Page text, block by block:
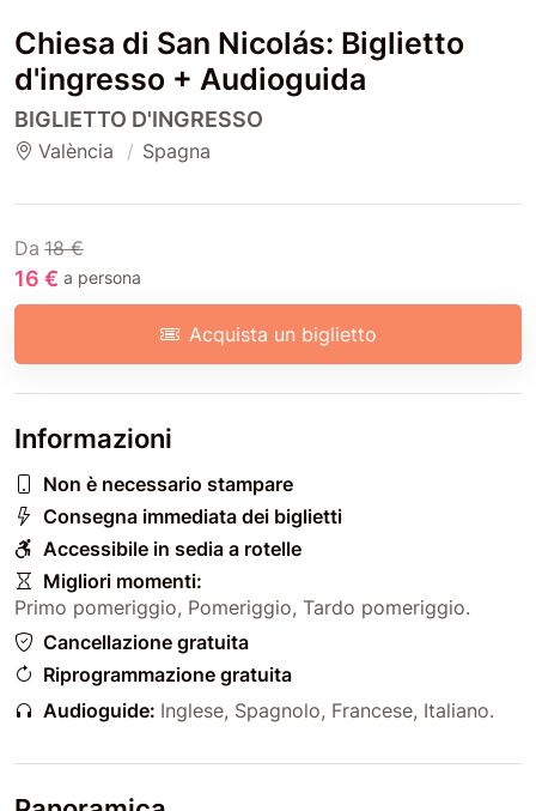
Chiesa di San Nicolás: Biglietto
d'ingresso + Audioguida
BIGLIETTO D'INGRESSO
València Spagna
Da 18 €
16 € a persona
Acquista un biglietto
Informazioni
Non è necessario stampare
Consegna immediata dei biglietti
Accessibile in sedia a rotelle
Migliori momenti:
Primo pomeriggio, Pomeriggio, Tardo pomeriggio.
Cancellazione gratuita
Riprogrammazione gratuita
Audioguide: Inglese, Spagnolo, Francese, Italiano.